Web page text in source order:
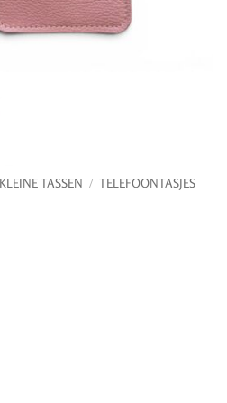
KLEINE TASSEN / TELEFOONTASJES